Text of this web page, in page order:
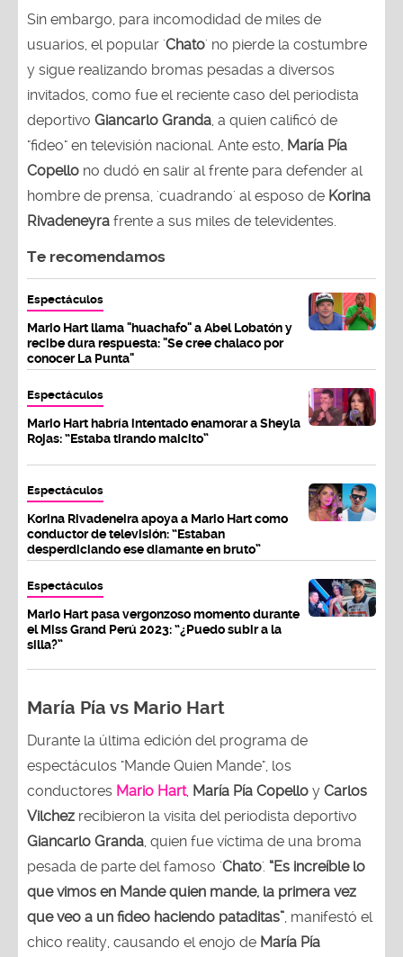
Sin embargo, para incomodidad de miles de
usuarios, el popular 'Chato' no pierde la costumbre
y sigue realizando bromas pesadas a diversos
invitados, como fue el reciente caso del periodista
deportivo Giancarlo Granda , a quien calificó de
"fideo" en televisión nacional. Ante esto, María Pía
Copello no dudó en salir al frente para defender al
hombre de prensa, 'cuadrando' al esposo de Korina
Rivadeneyra frente a sus miles de televidentes.
Te recomendamos
Espectáculos
Mario Hart llama "huachafo" a Abel Lobatón y
recibe dura respuesta: "Se cree chalaco por
conocer La Punta"
Espectáculos
Mario Hart habría intentado enamorar a Sheyla
Rojas: “Estaba tirando maicito”
Espectáculos
Korina Rivadeneira apoya a Mario Hart como
conductor de televisión: “Estaban
desperdiciando ese diamante en bruto”
Espectáculos
Mario Hart pasa vergonzoso momento durante
el Miss Grand Perú 2023: “¿Puedo subir a la
silla?”
María Pía vs Mario Hart
Durante la última edición del programa de
espectáculos "Mande Quien Mande", los
conductores Mario Hart, María Pía Copello y Carlos
Vilchez recibieron la visita del periodista deportivo
Giancarlo Granda , quien fue víctima de una broma
pesada de parte del famoso 'Chato'. “Es increíble lo
que vimos en Mande quien mande, la primera vez
que veo a un fideo haciendo pataditas” , manifestó el
chico reality, causando el enojo de María Pía